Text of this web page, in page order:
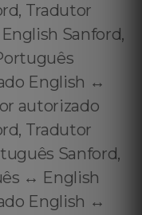
Tradutor
Sanford,
English ↔️
autorizado
Tradutor
Sanford,
↔️ English
English ↔️